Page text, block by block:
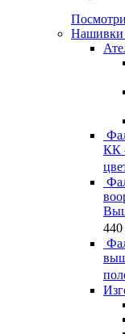
КК
440